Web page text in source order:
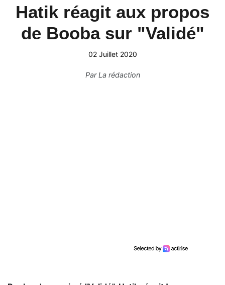
Hatik réagit aux propos
de Booba sur "Validé"
02 Juillet 2020
ParLa rédaction